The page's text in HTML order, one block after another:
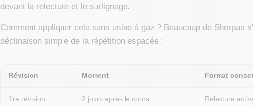
devant la relecture et le surlignage.
Comment appliquer cela sans usine à gaz ? Beaucoup de Sherpas
déclinaison simple de la répétition espacée :
Révision Moment Format
1re révision 2 jours après le cours Relecture